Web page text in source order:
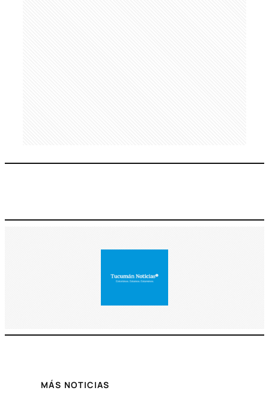
MÁS NOTICIAS